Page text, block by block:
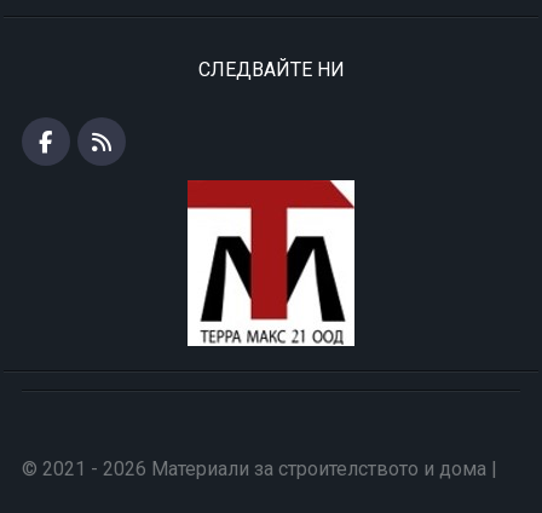
СЛЕДВАЙТЕ НИ
© 2021 - 2026 Материали за строителството и дома |